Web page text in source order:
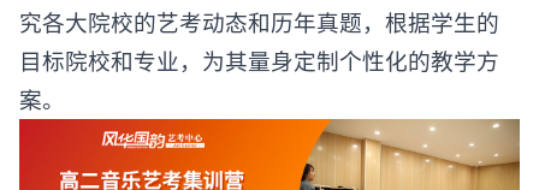
究各大院校的艺考动态和历年真题，根据学生的
目标院校和专业，为其量身定制个性化的教学方
案。